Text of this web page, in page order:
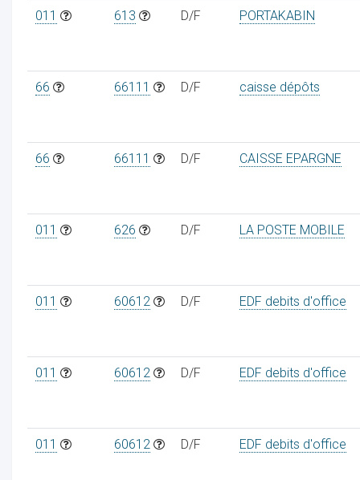
011 613 D/F PORTAKABIN
66 66111 D/F caisse dépôts
66 66111 D/F CAISSE EPARGNE
011 626 D/F LA POSTE MOBILE
011 60612 D/F EDF debits d'office
011 60612 D/F EDF debits d'office
011 60612 D/F EDF debits d'office